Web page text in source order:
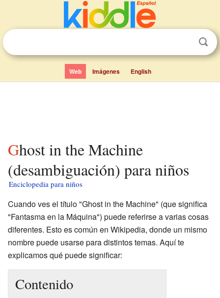
Web Imágenes English
Ghost in the Machine
(desambiguación) para niños
Enciclopedia para niños
Cuando ves el título "Ghost in the Machine" (que significa
"Fantasma en la Máquina") puede referirse a varias cosas
diferentes. Esto es común en Wikipedia, donde un mismo
nombre puede usarse para distintos temas. Aquí te
explicamos qué puede significar:
Contenido